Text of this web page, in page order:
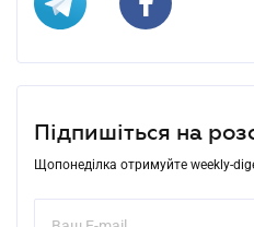
Підпишіться на
Щопонеділка отримуйте weekly-